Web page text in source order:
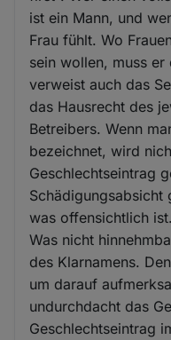
ist ein Mann, und
Frau fühlt. Wo
sein wollen, muss
verweist auch das
das Hausrecht des
Betreibers. Wenn
bezeichnet, wird
Geschlechtseintrag
Schädigungsabsicht
was offensichtlich ist.
Was nicht
des Klarnamens.
um darauf
undurchdacht das
Geschlechtseintrag